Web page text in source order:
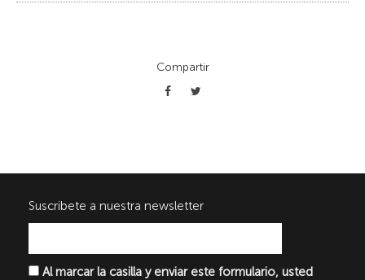
Compartir
Suscribete a nuestra newsletter
Al marcar la casilla y enviar este formulario, usted